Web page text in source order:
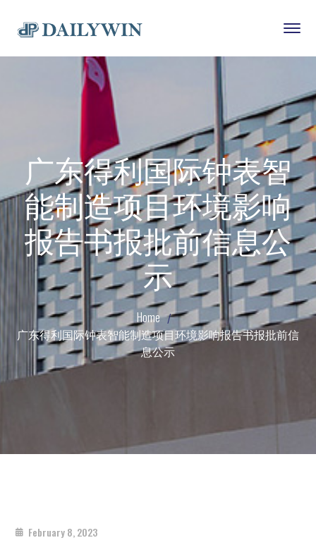
广东得利国际钟表智
能制造项目环境影响
报告书报批前信息公
示
Home
广东得利国际钟表智能制造项目环境影响报告书报批前信
息公示
February 8, 2023